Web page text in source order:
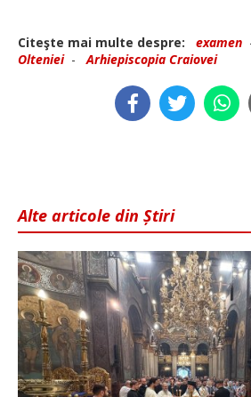
Citeşte mai multe despre: examen
Olteniei-Arhiepiscopia Craiovei
Alte articole din Știri